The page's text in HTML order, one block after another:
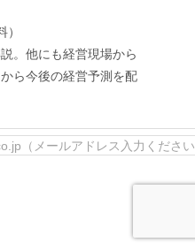
。他にも経営現場から
ら今後の経営予測を配